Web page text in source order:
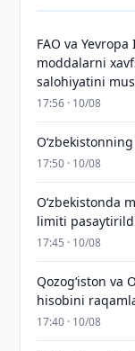
FAO va
moddalarni
salohiyatini
17:56 · 10/08
17:50 · 10/08
O‘zbekistonda
limiti
17:45 · 10/08
Qozog‘iston va
hisobini
17:40 · 10/08